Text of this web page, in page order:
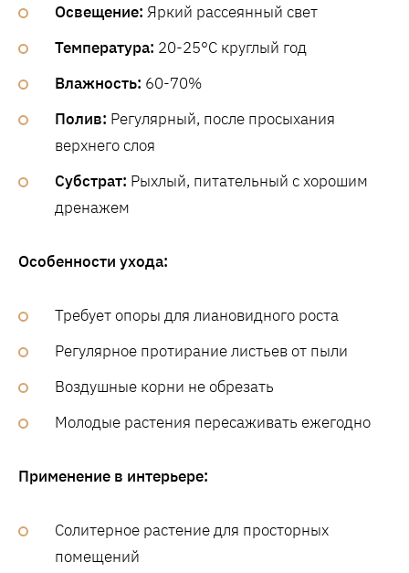
Освещение: Яркий рассеянный свет
Температура: 20-25°C круглый год
Влажность: 60-70%
Полив: Регулярный, после просыхания
верхнего слоя
Субстрат: Рыхлый, питательный с хорошим
дренажем
Особенности ухода:
Требует опоры для лиановидного роста
Регулярное протирание листьев от пыли
Воздушные корни не обрезать
Молодые растения пересаживать ежегодно
Применение в интерьере:
Солитерное растение для просторных
помещений